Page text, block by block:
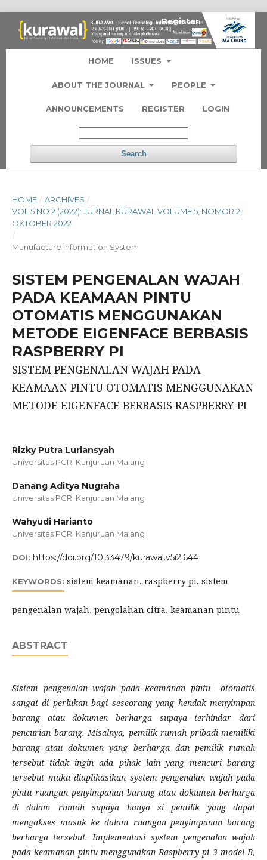
HOME ISSUES
ABOUT THE JOURNAL PEOPLE
ANNOUNCEMENTS REGISTER LOGIN
Search
Register Login
HOME / ARCHIVES /
VOL 5 NO 2 (2022): JURNAL KURAWAL VOLUME 5, NOMOR 2,
OKTOBER 2022
/
Manufacture Information System
SISTEM PENGENALAN WAJAH
PADA KEAMAAN PINTU
OTOMATIS MENGGUNAKAN
METODE EIGENFACE BERBASIS
RASPBERRY PI
SISTEM PENGENALAN WAJAH PADA
KEAMAAN PINTU OTOMATIS MENGGUNAKAN
METODE EIGENFACE BERBASIS RASPBERRY PI
Rizky Putra Luriansyah
Universitas PGRI Kanjuruan Malang
Danang Aditya Nugraha
Universitas PGRI Kanjuruan Malang
Wahyudi Harianto
Universitas PGRI Kanjuruan Malang
DOI: https://doi.org/10.33479/kurawal.v5i2.644
KEYWORDS: sistem keamanan, raspberry pi, sistem
pengenalan wajah, pengolahan citra, keamanan pintu
ABSTRACT
Sistem pengenalan wajah pada keamanan pintu otomatis
sangat di perlukan bagi seseorang yang hendak menyimpan
barang atau dokumen berharga supaya terhindar dari
pencurian barang. Misalnya, pemilik rumah pribadi memiliki
barang atau dokumen yang berharga dan pemilik rumah
tersebut tidak ingin ada pihak lain yang mencuri barang
tersebut maka diaplikasikan system pengenalan wajah pada
pintu ruangan penyimpanan barang atau dokumen berharga
di dalam rumah supaya hanya si pemilik yang dapat
mengakses masuk ke dalam ruangan penyimpanan barang
berharga tersebut. Implementasi system pengenalan wajah
pada keamanan pintu menggunakan Raspberry pi 3 model B,